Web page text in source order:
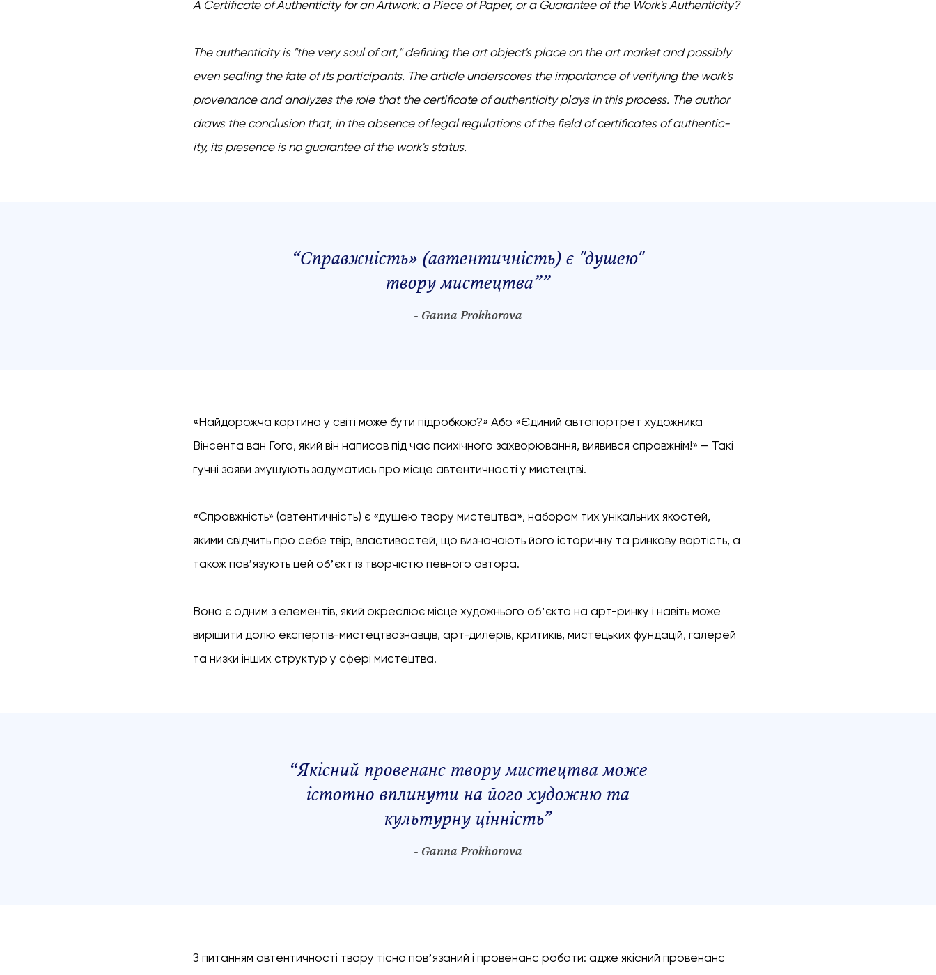
A Certificate of Authenticity for an Artwork: a Piece of Paper, or a Guarantee of the Work's Authenticity?
The authenticity is "the very soul of art," defining the art object's place on the art market and possibly
even sealing the fate of its participants. The article underscores the importance of verifying the work's
provenance and analyzes the role that the certificate of authenticity plays in this process. The author
draws the conclusion that, in the absence of legal regulations of the field of certificates of authentic-
ity, its presence is no guarantee of the work's status.
“Справжність» (автентичність) є "душею"
твору мистецтва””
- Ganna Prokhorova
«Найдорожча картина у світі може бути підробкою?» Або «Єдиний автопортрет художника
Вінсента ван Гога, який він написав під час психічного захворювання, виявився справжнім!» — Такі
гучні заяви змушують задуматись про місце автентичності у мистецтві.
«Справжність» (автентичність) є «душею твору мистецтва», набором тих унікальних якостей,
якими свідчить про себе твір, властивостей, що визначають його історичну та ринкову вартість, а
також повʼязують цей обʼєкт із творчістю певного автора.
Вона є одним з елементів, який окреслює місце художнього обʼєкта на арт-ринку і навіть може
вирішити долю експертів-мистецтвознавців, арт-дилерів, критиків, мистецьких фундацій, галерей
та низки інших структур у сфері мистецтва.
“Якісний провенанс твору мистецтва може
істотно вплинути на його художню та
культурну цінність”
- Ganna Prokhorova
З питанням автентичності твору тісно повʼязаний і провенанс роботи: адже якісний провенанс